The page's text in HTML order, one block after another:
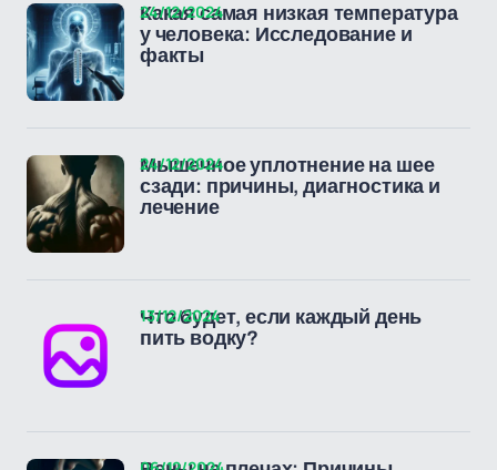
Какая самая низкая температура
у человека: Исследование и
факты
24/12/2024
Мышечное уплотнение на шее
сзади: причины, диагностика и
лечение
24/12/2024
Что будет, если каждый день
пить водку?
13/12/2024